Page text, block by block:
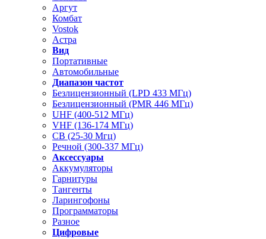
Аргут
Комбат
Vostok
Астра
Вид
Портативные
Автомобильные
Диапазон частот
Безлицензионный (LPD 433 МГц)
Безлицензионный (PMR 446 МГц)
UHF (400-512 МГц)
VHF (136-174 МГц)
CB (25-30 Мгц)
Речной (300-337 МГц)
Аксессуары
Аккумуляторы
Гарнитуры
Тангенты
Ларингофоны
Программаторы
Разное
Цифровые